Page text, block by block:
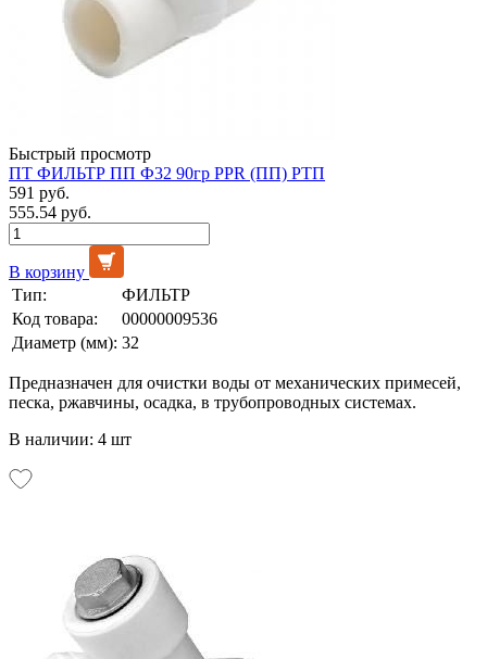
Быстрый просмотр
ПТ ФИЛЬТР ПП Ф32 90гр PPR (ПП) РТП
591 руб.
555.54 руб.
В корзину
Тип:
ФИЛЬТР
Код товара:
00000009536
Диаметр (мм): 32
Предназначен для очистки воды от механических примесей,
песка, ржавчины, осадка, в трубопроводных системах.
В наличии: 4 шт